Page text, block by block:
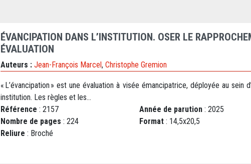
ÉVANCIPATION DANS L’INSTITUTION. OSER LE
ÉVALUATION
Auteurs : Jean-François Marcel, Christophe Gremion
« L’évancipation » est une évaluation à visée émancipatrice, déployée au sein
institution. Les règles et les...
Référence : 2157 Année de parution : 2025
Nombre de pages : 224 Format : 14,5x20,5
Reliure : Broché